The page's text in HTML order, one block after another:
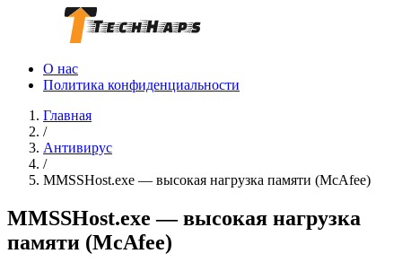
О нас
Политика конфиденциальности
Главная
/
Антивирус
/
MMSSHost.exe — высокая нагрузка памяти (McAfee)
MMSSHost.exe — высокая нагрузка
памяти (McAfee)